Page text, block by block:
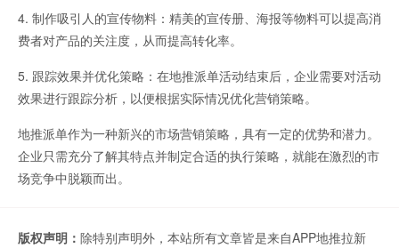
4. 制作吸引人的宣传物料：精美的宣传册、海报等物料可以提高消
费者对产品的关注度，从而提高转化率。
5. 跟踪效果并优化策略：在地推派单活动结束后，企业需要对活动
效果进行跟踪分析，以便根据实际情况优化营销策略。
地推派单作为一种新兴的市场营销策略，具有一定的优势和潜力。
企业只需充分了解其特点并制定合适的执行策略，就能在激烈的市
场竞争中脱颖而出。
版权声明： 除特别声明外，本站所有文章皆是来自APP地推拉新